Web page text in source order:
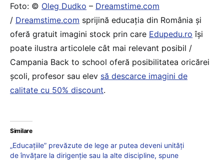
Foto: © Oleg Dudko – Dreamstime.com
/ Dreamstime.com sprijină educaţia din România şi
oferă gratuit imagini stock prin care Edupedu.ro îşi
poate ilustra articolele cât mai relevant posibil /
Campania Back to school oferă posibilitatea oricărei
școli, profesor sau elev să descarce imagini de
calitate cu 50% discount.
Similare
„Educațiile” prevăzute de lege ar putea deveni unități
de învățare la dirigenție sau la alte discipline, spune